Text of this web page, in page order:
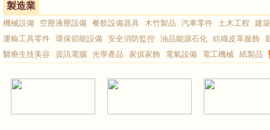
製造業
機械設備 空壓液壓設備 餐飲設備器具 木竹製品 汽車零件 土木工程
建
運輸工具零件 環保節能設備 安全消防監控 油品能源石化 紡織皮革服飾
醫療生技美容
資訊電腦 光學產品 家俱家飾 電氣設備 電工機械 紙製品